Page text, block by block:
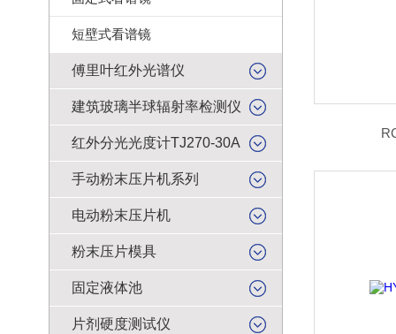
短壁式看谱镜
傅里叶红外光谱仪
建筑玻璃半球辐射率检测仪
红外分光光度计TJ270-30A
手动粉末压片机系列
电动粉末压片机
粉末压片模具
固定液体池
片剂硬度测试仪